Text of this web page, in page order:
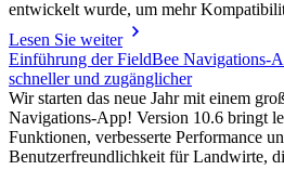
entwickelt wurde, um mehr
Lesen Sie weiter
Einführung der FieldBee Navigations-
schneller und zugänglicher
Wir starten das neue Jahr mit einem
Navigations-App! Version 10.6 bringt
Funktionen, verbesserte Performance
Benutzerfreundlichkeit für Landwirte,